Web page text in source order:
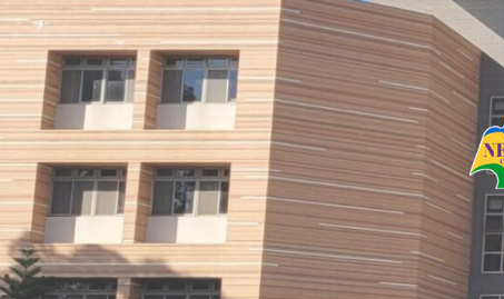
跳
轉
至
主
要
內
容